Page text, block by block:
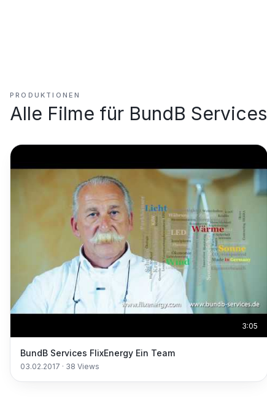
PRODUKTIONEN
Alle Filme für BundB Services
3:05
BundB Services FlixEnergy Ein Team
03.02.2017 · 38 Views